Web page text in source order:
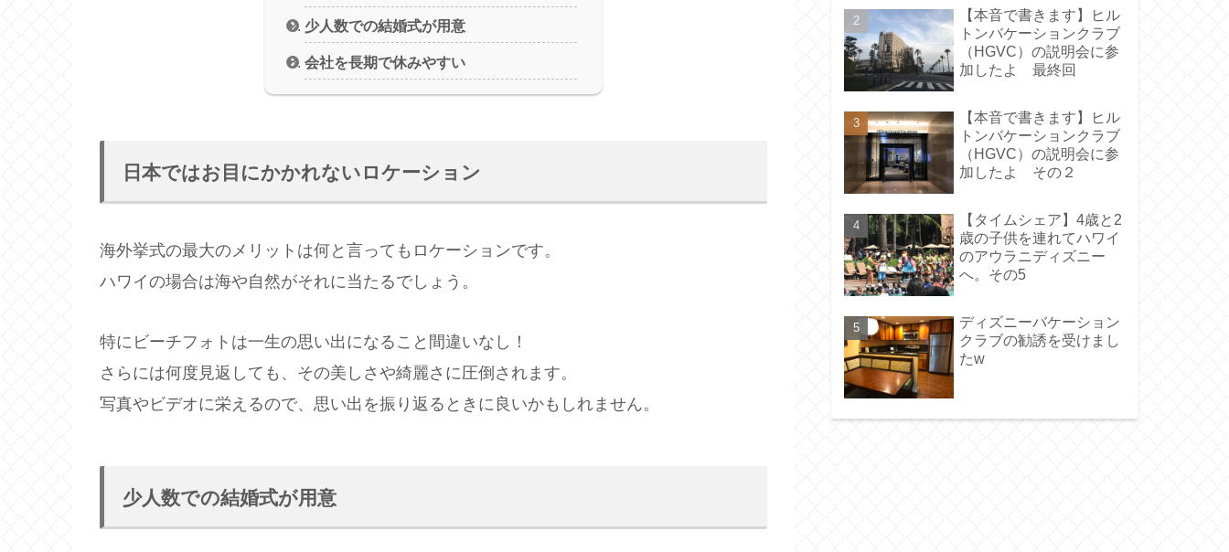
少人数での結婚式が用意
会社を長期で休みやすい
日本ではお目にかかれないロケーション
海外挙式の最大のメリットは何と言ってもロケーションです。
ハワイの場合は海や自然がそれに当たるでしょう。
特にビーチフォトは一生の思い出になること間違いなし！
さらには何度見返しても、その美しさや綺麗さに圧倒されます。
写真やビデオに栄えるので、思い出を振り返るときに良いかもしれません。
少人数での結婚式が用意
【本音で書きます】ヒル
トンバケーションクラブ
（HGVC）の説明会に参
加したよ 最終回
【本音で書きます】ヒル
トンバケーションクラブ
（HGVC）の説明会に参
加したよ その２
【タイムシェア】4歳と2
歳の子供を連れてハワイ
のアウラニディズニー
へ。その5
ディズニーバケーション
クラブの勧誘を受けまし
たw